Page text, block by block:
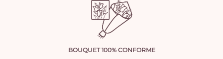
BOUQUET 100% CONFORME